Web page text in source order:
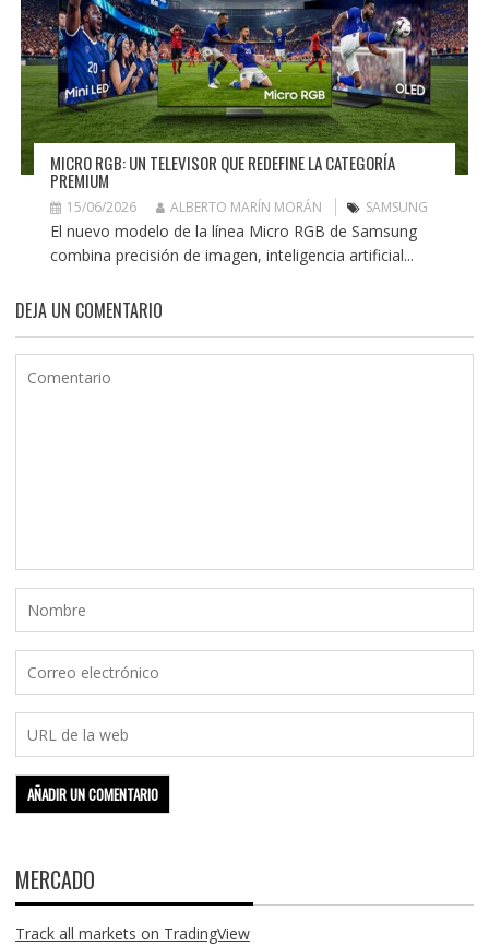
MICRO RGB: UN TELEVISOR QUE REDEFINE LA CATEGORÍA
PREMIUM
15/06/2026 ALBERTO MARÍN MORÁN SAMSUNG
El nuevo modelo de la línea Micro RGB de Samsung
combina precisión de imagen, inteligencia artificial...
DEJA UN COMENTARIO
MERCADO
Track all markets on TradingView